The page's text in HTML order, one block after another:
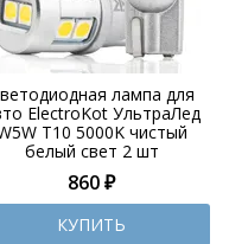
лампа для
ElectroKot УльтраЛед
T10 5000K чистый
белый свет 2 шт
860 ₽
КУПИТЬ